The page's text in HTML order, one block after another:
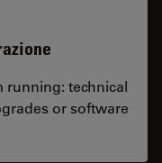
running: technical
or software